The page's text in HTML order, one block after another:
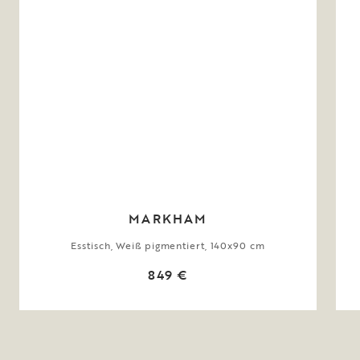
MARKHAM
Esstisch, Weiß pigmentiert, 140x90 cm
849 €